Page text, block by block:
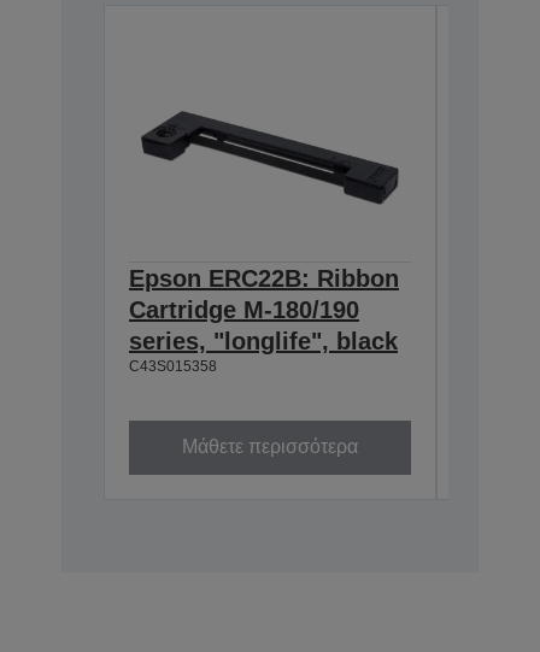
Epson ERC22B: Ribbon
Cartridge M-180/190
series, "longlife", black
C43S015358
Μάθετε περισσότερα